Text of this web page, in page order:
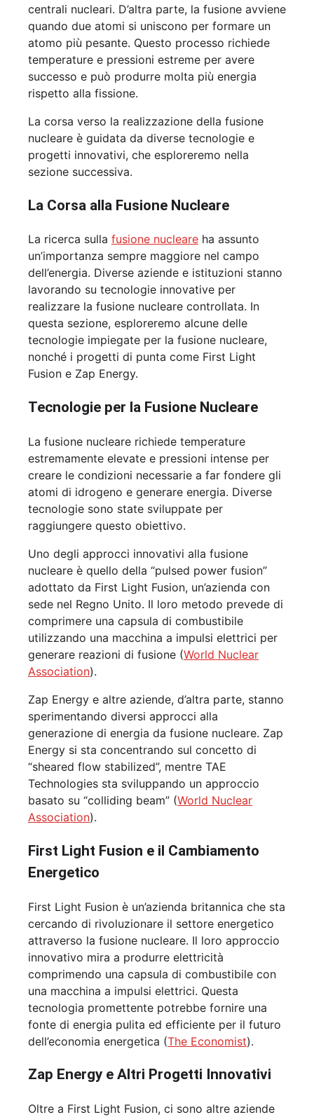
centrali nucleari. D’altra parte, la fusione avviene
quando due atomi si uniscono per formare un
atomo più pesante. Questo processo richiede
temperature e pressioni estreme per avere
successo e può produrre molta più energia
rispetto alla fissione.
La corsa verso la realizzazione della fusione
nucleare è guidata da diverse tecnologie e
progetti innovativi, che esploreremo nella
sezione successiva.
La Corsa alla Fusione Nucleare
La ricerca sulla fusione nucleare ha assunto
un’importanza sempre maggiore nel campo
dell’energia. Diverse aziende e istituzioni stanno
lavorando su tecnologie innovative per
realizzare la fusione nucleare controllata. In
questa sezione, esploreremo alcune delle
tecnologie impiegate per la fusione nucleare,
nonché i progetti di punta come First Light
Fusion e Zap Energy.
Tecnologie per la Fusione Nucleare
La fusione nucleare richiede temperature
estremamente elevate e pressioni intense per
creare le condizioni necessarie a far fondere gli
atomi di idrogeno e generare energia. Diverse
tecnologie sono state sviluppate per
raggiungere questo obiettivo.
Uno degli approcci innovativi alla fusione
nucleare è quello della “pulsed power fusion”
adottato da First Light Fusion, un’azienda con
sede nel Regno Unito. Il loro metodo prevede di
comprimere una capsula di combustibile
utilizzando una macchina a impulsi elettrici per
generare reazioni di fusione (World Nuclear
Association).
Zap Energy e altre aziende, d’altra parte, stanno
sperimentando diversi approcci alla
generazione di energia da fusione nucleare. Zap
Energy si sta concentrando sul concetto di
“sheared flow stabilized”, mentre TAE
Technologies sta sviluppando un approccio
basato su “colliding beam” (World Nuclear
Association).
First Light Fusion e il Cambiamento
Energetico
First Light Fusion è un’azienda britannica che sta
cercando di rivoluzionare il settore energetico
attraverso la fusione nucleare. Il loro approccio
innovativo mira a produrre elettricità
comprimendo una capsula di combustibile con
una macchina a impulsi elettrici. Questa
tecnologia promettente potrebbe fornire una
fonte di energia pulita ed efficiente per il futuro
dell’economia energetica (The Economist).
Zap Energy e Altri Progetti Innovativi
Oltre a First Light Fusion, ci sono altre aziende